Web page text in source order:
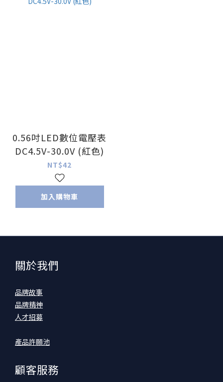
0.56吋LED數位電壓表
DC4.5V-30.0V (紅色)
NT$42
加入購物車
關於我們
品牌故事
品牌精神
人才招募
產品許願池
顧客服務